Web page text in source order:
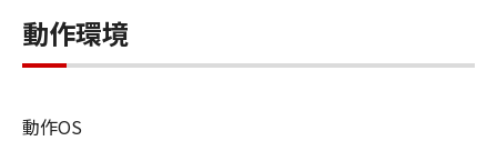
布、貸与その他の方法により、第三者に
「本ソフトウエア」を使用もしくは利用さ
せることはできません。
動作環境
動作OS